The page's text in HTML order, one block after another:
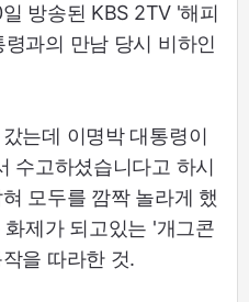
방송된 KBS 2TV '해피
과의 만남 당시 비하인
는데 이명박 대통령이
수고하셨습니다고 하시
모두를 깜짝 놀라게 했
제가 되고있는 '개그콘
을 따라한 것.